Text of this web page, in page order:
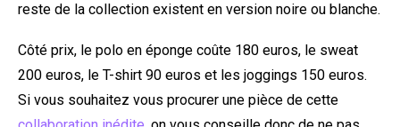
reste de la collection existent en version noire ou blanche.
Côté prix, le polo en éponge coûte 180 euros, le sweat
200 euros, le T-shirt 90 euros et les joggings 150 euros.
Si vous souhaitez vous procurer une pièce de cette